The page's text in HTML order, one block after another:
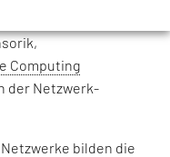
Clouds und
Computing
der Netzwerk-
bilden die